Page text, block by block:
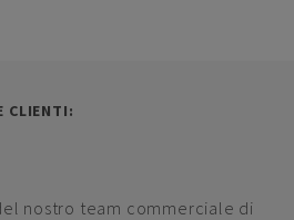
CLIENTI:
nostro team commerciale di